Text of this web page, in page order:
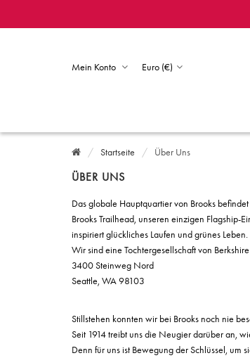
Euro (€)
Mein Konto
Startseite Über Uns
ÜBER UNS
Das globale Hauptquartier von Brooks
Brooks Trailhead, unseren einzigen Flagship-
inspiriert glückliches Laufen und grünes Leben.
Wir sind eine Tochtergesellschaft von
3400 Steinweg Nord
Seattle, WA 98103
Stillstehen konnten wir bei Brooks noch nie
Seit 1914 treibt uns die Neugier darüber an,
Denn für uns ist Bewegung der Schlüssel, um